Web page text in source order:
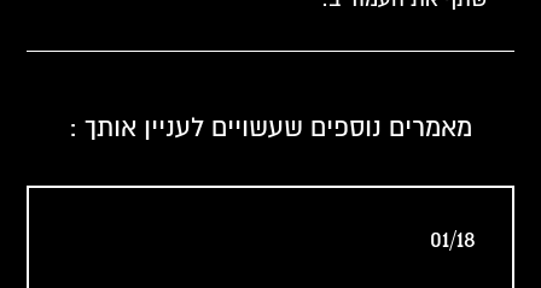
מאמרים נוספים שעשויים לעניין אותך :
01/18